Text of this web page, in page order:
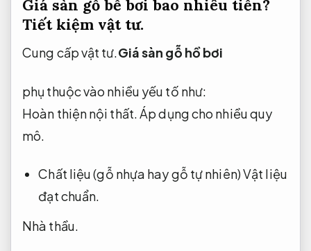
Giá sàn gỗ bể bơi bao nhiêu tiền?
Tiết kiệm vật tư.
Cung cấp vật tư.Giá sàn gỗ hồ bơi
phụ thuộc vào nhiều yếu tố như:
Hoàn thiện nội thất. Áp dụng cho nhiều quy
mô.
Chất liệu (gỗ nhựa hay gỗ tự nhiên)Vật liệu
đạt chuẩn.
Nhà thầu.